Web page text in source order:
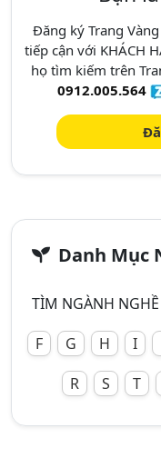
Đăng ký Trang
tiếp cận với KHÁCH
họ tìm kiếm trên
0912.005.564
Danh Mục
TÌM NGÀNH
F
G H I
R
S T